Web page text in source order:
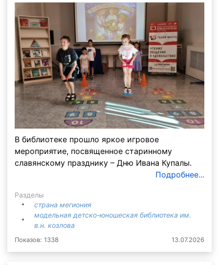
В библиотеке прошло яркое игровое
мероприятие, посвященное старинному
славянскому празднику – Дню Ивана Купалы.
Подробнее...
Разделы
страна мегиония
модельная детско-юношеская библиотека им.
в.н. козлова
Показов: 1338 13.07.2026